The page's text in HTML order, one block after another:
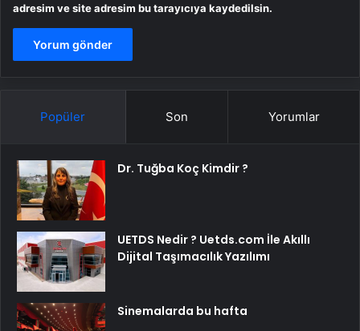
adresim ve site adresim bu tarayıcıya kaydedilsin.
Popüler Son Yorumlar
Dr. Tuğba Koç Kimdir ?
UETDS Nedir ? Uetds.com İle Akıllı
Dijital Taşımacılık Yazılımı
Sinemalarda bu hafta